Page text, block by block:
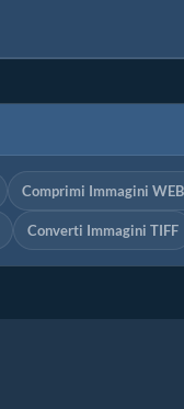
Comprimi Immagini
Converti Immagini TIFF